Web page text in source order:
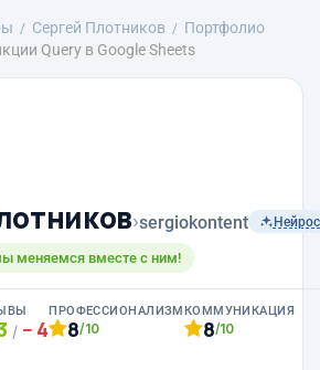
Сергей Плотников
Портфолио
Query в Google Sheets
›sergiokontent
меняемся вместе с ним!
/ 4
ПРОФЕССИОНАЛИЗМ
8/10
КОММУНИКАЦИЯ
8/10